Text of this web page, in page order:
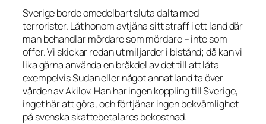
Sverige borde omedelbart sluta dalta med
terrorister. Låt honom avtjäna sitt straff i ett land där
man behandlar mördare som mördare – inte som
offer. Vi skickar redan ut miljarder i bistånd; då kan vi
lika gärna använda en bråkdel av det till att låta
exempelvis Sudan eller något annat land ta över
vården av Akilov. Han har ingen koppling till Sverige,
inget här att göra, och förtjänar ingen bekvämlighet
på svenska skattebetalares bekostnad.